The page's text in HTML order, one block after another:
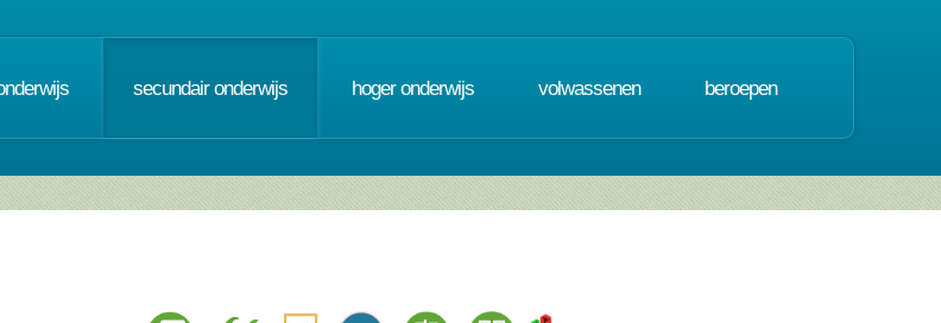
secundair onderwijs hoger onderwijs volwassenen beroepen